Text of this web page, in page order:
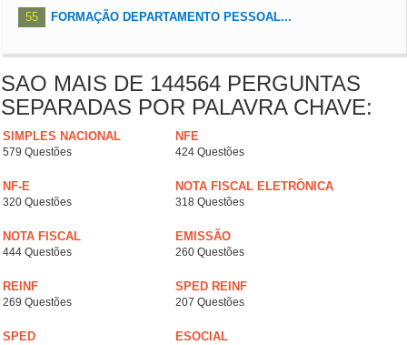
55 FORMAÇÃO DEPARTAMENTO PESSOAL...
SAO MAIS DE 144564 PERGUNTAS
SEPARADAS POR PALAVRA CHAVE:
SIMPLES NACIONAL
579 Questões
NFE
424 Questões
NF-E
320 Questões
NOTA FISCAL ELETRÔNICA
318 Questões
NOTA FISCAL
444 Questões
EMISSÃO
260 Questões
REINF
269 Questões
SPED REINF
207 Questões
SPED ESOCIAL